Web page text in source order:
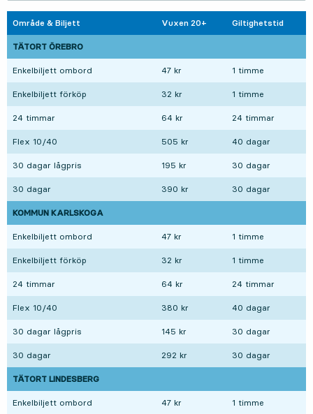
Område & Biljett Vuxen 20+ Giltighetstid
TÄTORT ÖREBRO
Enkelbiljett ombord 47 kr 1 timme
Enkelbiljett förköp 32 kr 1 timme
24 timmar 64 kr 24 timmar
Flex 10/40 505 kr 40 dagar
30 dagar lågpris 195 kr 30 dagar
30 dagar 390 kr 30 dagar
KOMMUN KARLSKOGA
Enkelbiljett ombord 47 kr 1 timme
Enkelbiljett förköp 32 kr 1 timme
24 timmar 64 kr 24 timmar
Flex 10/40 380 kr 40 dagar
30 dagar lågpris 145 kr 30 dagar
30 dagar 292 kr 30 dagar
TÄTORT LINDESBERG
Enkelbiljett ombord 47 kr 1 timme